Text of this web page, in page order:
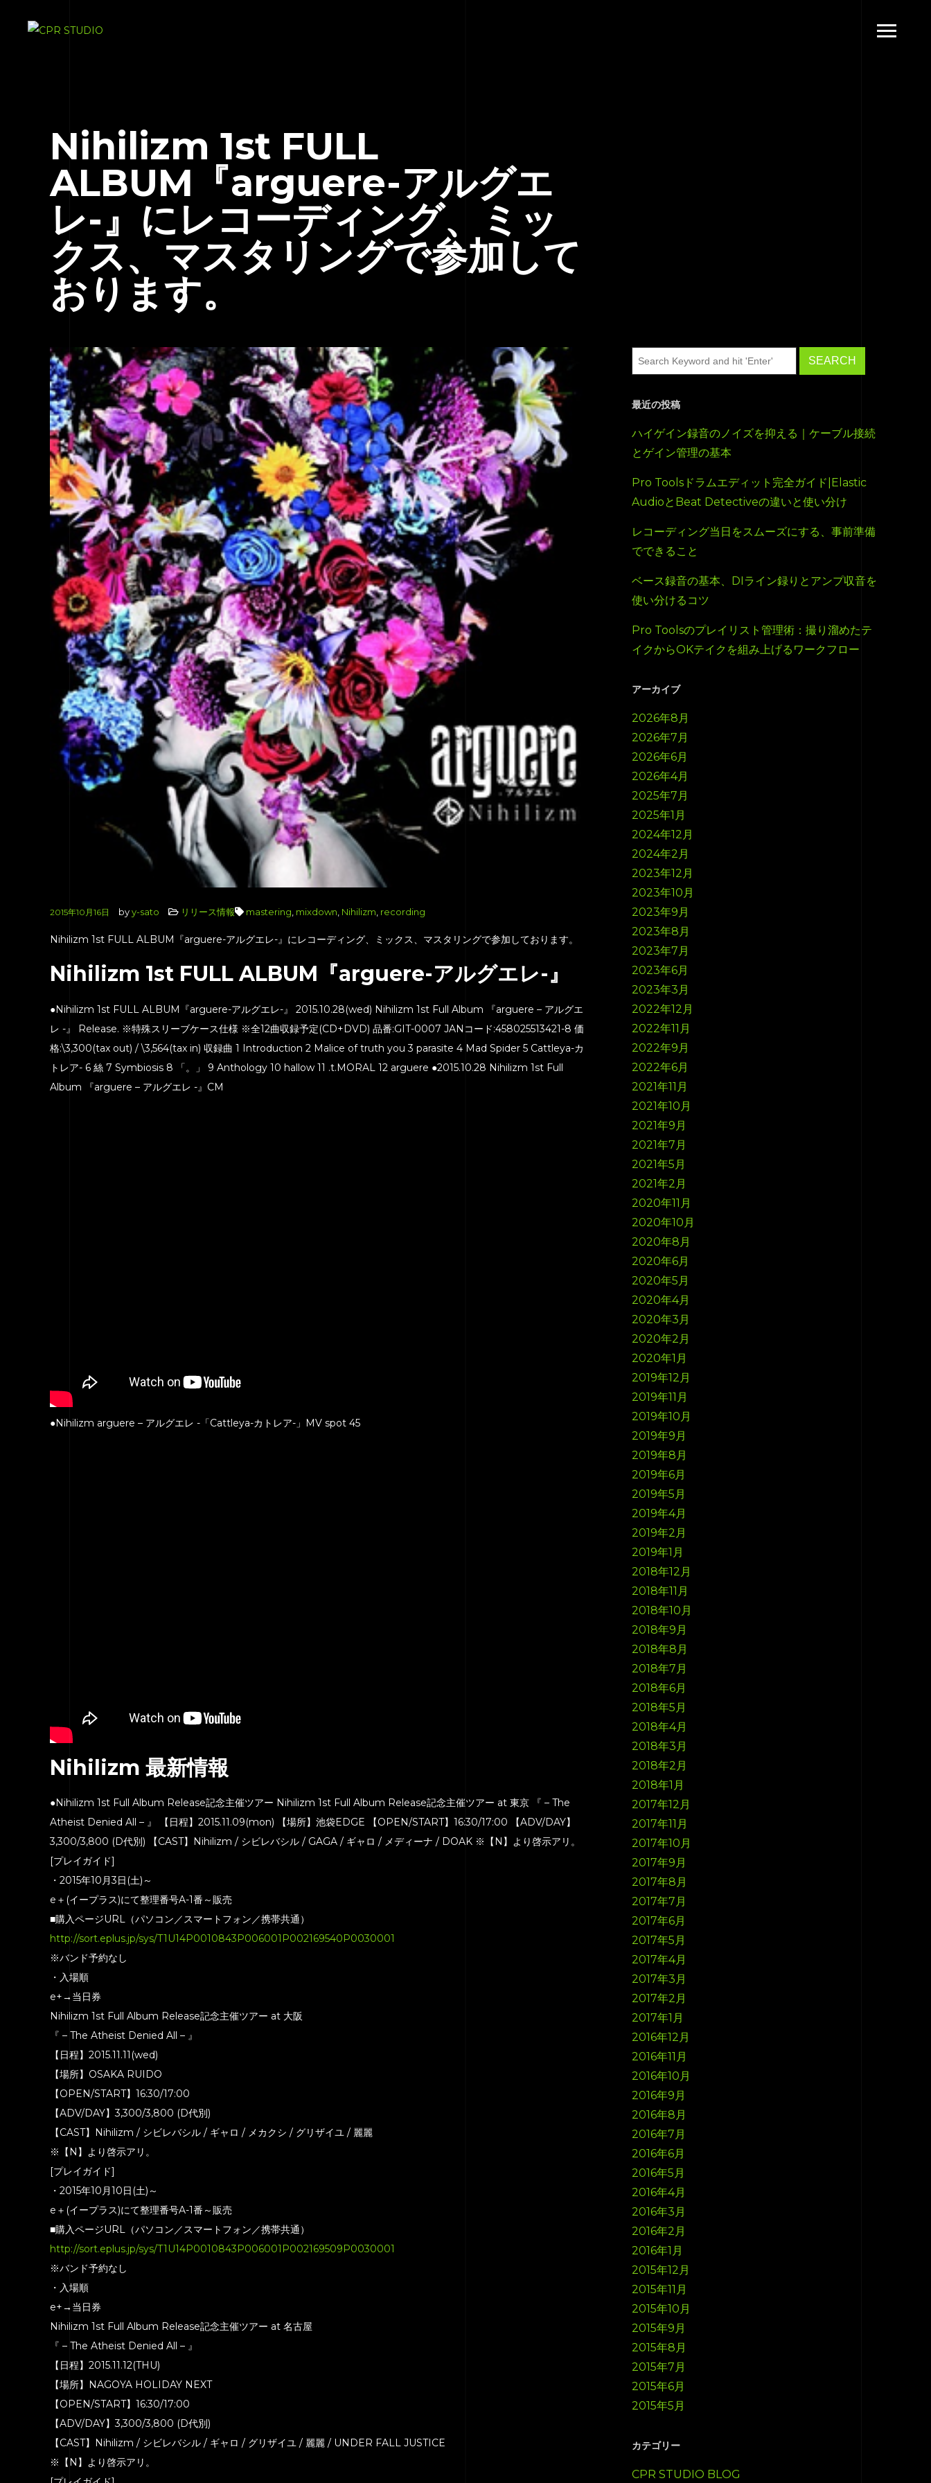
Nihilizm 1st FULL
ALBUM『arguere-アルグエ
レ-』にレコーディング、ミッ
クス、マスタリングで参加して
おります。
2015年10月16日 byy-sato リリース情報 mastering, mixdown, Nihilizm, recording
Nihilizm 1st FULL ALBUM『arguere-アルグエレ-』にレコーディング、ミックス、マスタリングで参加しております。
Nihilizm 1st FULL ALBUM『arguere-アルグエレ-』
●Nihilizm 1st FULL ALBUM『arguere-アルグエレ-』 2015.10.28(wed) Nihilizm 1st Full Album 『arguere – アルグエ
レ -』 Release. ※特殊スリーブケース仕様 ※全12曲収録予定(CD+DVD) 品番:GIT-0007 JANコード:458025513421-8 価
格:\3,300(tax out) / \3,564(tax in) 収録曲 1 Introduction 2 Malice of truth you 3 parasite 4 Mad Spider 5 Cattleya-カ
トレア- 6 絲 7 Symbiosis 8 「。」 9 Anthology 10 hallow 11 .t.MORAL 12 arguere ●2015.10.28 Nihilizm 1st Full
Album 『arguere – アルグエレ -』CM
●Nihilizm arguere – アルグエレ -「Cattleya-カトレア-」MV spot 45
Nihilizm 最新情報
●Nihilizm 1st Full Album Release記念主催ツアー Nihilizm 1st Full Album Release記念主催ツアー at 東京 『 – The
Atheist Denied All – 』 【日程】2015.11.09(mon) 【場所】池袋EDGE 【OPEN/START】16:30/17:00 【ADV/DAY】
3,300/3,800 (D代別) 【CAST】Nihilizm / シビレバシル / GAGA / ギャロ / メディーナ / DOAK ※【N】より啓示アリ。
[プレイガイド]
・2015年10月3日(土)～
e＋(イープラス)にて整理番号A-1番～販売
■購入ページURL（パソコン／スマートフォン／携帯共通）
http://sort.eplus.jp/sys/T1U14P0010843P006001P002169540P0030001
※バンド予約なし
・入場順
e+→当日券
Nihilizm 1st Full Album Release記念主催ツアー at 大阪
『 – The Atheist Denied All – 』
【日程】2015.11.11(wed)
【場所】OSAKA RUIDO
【OPEN/START】16:30/17:00
【ADV/DAY】3,300/3,800 (D代別)
【CAST】Nihilizm / シビレバシル / ギャロ / メカクシ / グリザイユ / 麗麗
※【N】より啓示アリ。
[プレイガイド]
・2015年10月10日(土)～
e＋(イープラス)にて整理番号A-1番～販売
■購入ページURL（パソコン／スマートフォン／携帯共通）
http://sort.eplus.jp/sys/T1U14P0010843P006001P002169509P0030001
※バンド予約なし
・入場順
e+→当日券
Nihilizm 1st Full Album Release記念主催ツアー at 名古屋
『 – The Atheist Denied All – 』
【日程】2015.11.12(THU)
【場所】NAGOYA HOLIDAY NEXT
【OPEN/START】16:30/17:00
【ADV/DAY】3,300/3,800 (D代別)
【CAST】Nihilizm / シビレバシル / ギャロ / グリザイユ / 麗麗 / UNDER FALL JUSTICE
※【N】より啓示アリ。
最近の投稿
ハイゲイン録音のノイズを抑える｜ケーブル接続
とゲイン管理の基本
Pro Toolsドラムエディット完全ガイド|Elastic
AudioとBeat Detectiveの違いと使い分け
レコーディング当日をスムーズにする、事前準備
でできること
ベース録音の基本、DIライン録りとアンプ収音を
使い分けるコツ
Pro Toolsのプレイリスト管理術：撮り溜めたテ
イクからOKテイクを組み上げるワークフロー
アーカイブ
2026年8月
2026年7月
2026年6月
2026年4月
2025年7月
2025年1月
2024年12月
2024年2月
2023年12月
2023年10月
2023年9月
2023年8月
2023年7月
2023年6月
2023年3月
2022年12月
2022年11月
2022年9月
2022年6月
2021年11月
2021年10月
2021年9月
2021年7月
2021年5月
2021年2月
2020年11月
2020年10月
2020年8月
2020年6月
2020年5月
2020年4月
2020年3月
2020年2月
2020年1月
2019年12月
2019年11月
2019年10月
2019年9月
2019年8月
2019年6月
2019年5月
2019年4月
2019年2月
2019年1月
2018年12月
2018年11月
2018年10月
2018年9月
2018年8月
2018年7月
2018年6月
2018年5月
2018年4月
2018年3月
2018年2月
2018年1月
2017年12月
2017年11月
2017年10月
2017年9月
2017年8月
2017年7月
2017年6月
2017年5月
2017年4月
2017年3月
2017年2月
2017年1月
2016年12月
2016年11月
2016年10月
2016年9月
2016年8月
2016年7月
2016年6月
2016年5月
2016年4月
2016年3月
2016年2月
2016年1月
2015年12月
2015年11月
2015年10月
2015年9月
2015年8月
2015年7月
2015年6月
2015年5月
カテゴリー
CPR STUDIO BLOG